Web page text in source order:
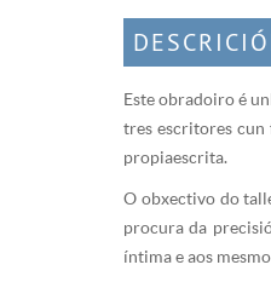
Este obradoiro é
tres escritores cun
propia escrita.
O obxectivo do
procura da
íntima e aos